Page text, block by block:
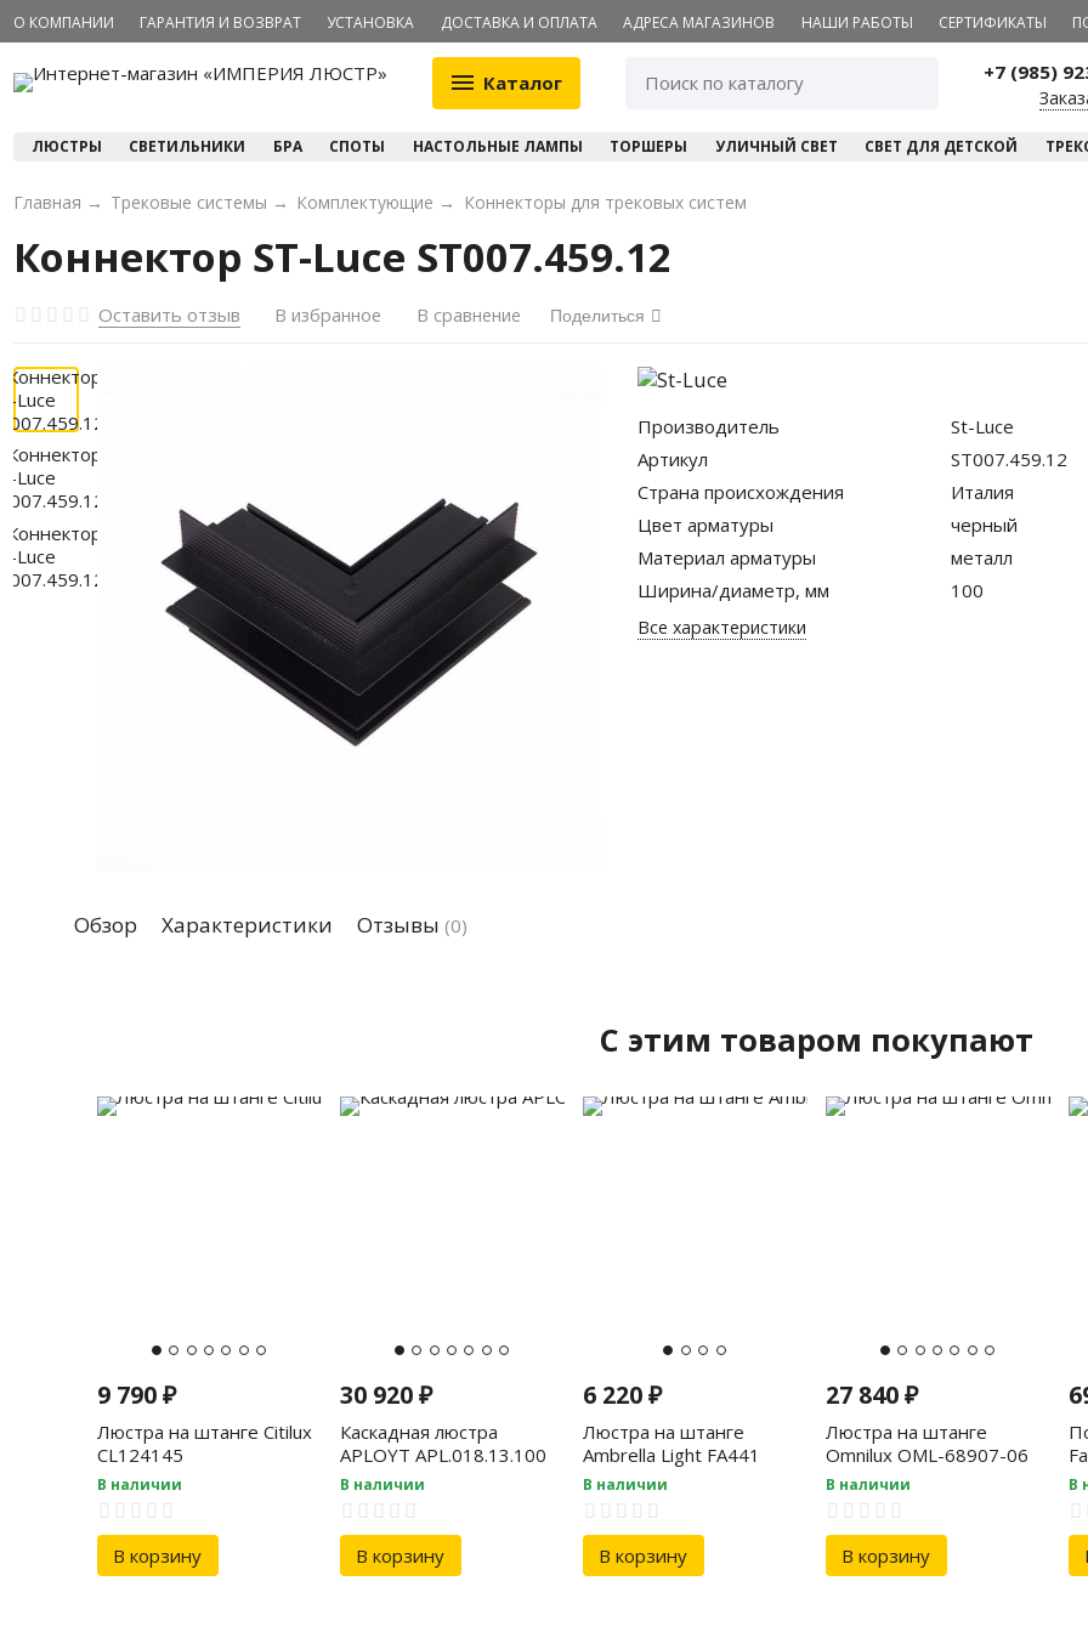
О КОМПАНИИ ГАРАНТИЯ И ВОЗВРАТ УСТАНОВКА ДОСТАВКА И ОПЛАТА АДРЕСА МАГАЗИНОВ НАШИ РАБОТЫ СЕРТИФИКАТЫ
Каталог +7 (985)
ЛЮСТРЫ СВЕТИЛЬНИКИ БРА СПОТЫ НАСТОЛЬНЫЕ ЛАМПЫ ТОРШЕРЫ УЛИЧНЫЙ СВЕТ СВЕТ ДЛЯ ДЕТСКОЙ
Главная → Трековые системы → Комплектующие → Коннекторы для трековых систем
Коннектор ST-Luce ST007.459.12
Оставить отзыв В избранное В сравнение Поделиться
Производитель
St-Luce
Артикул
ST007.459.12
Страна происхождения
Италия
Цвет арматуры
черный
Материал арматуры
металл
Ширина/диаметр, мм
100
Все характеристики
Обзор Характеристики Отзывы (0)
C этим товаром покупают
9 790₽
Люстра на штанге Citilux
CL124145
В наличии
В корзину
30 920₽
Каскадная люстра
APLOYT APL.018.13.100
В наличии
В корзину
6 220₽
Люстра на штанге
Ambrella Light FA441
В наличии
В корзину
27 840₽
Люстра на штанге
Omnilux OML-68907-06
В наличии
В корзину
В